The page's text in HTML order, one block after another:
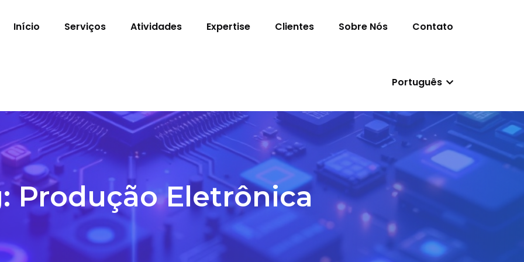
Início Serviços Atividades Expertise Clientes Sobre Nós Contato
Português
Produção Eletrônica